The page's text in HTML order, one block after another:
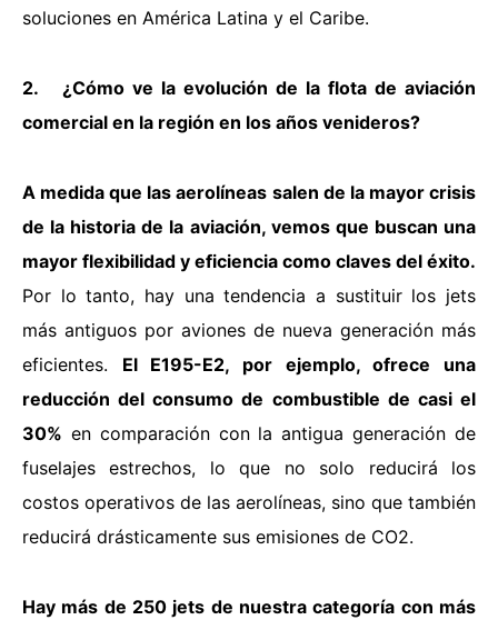
soluciones en América Latina y el Caribe.
2. ¿Cómo ve la evolución de la flota de aviación
comercial en la región en los años venideros?
A medida que las aerolíneas salen de la mayor crisis
de la historia de la aviación, vemos que buscan una
mayor flexibilidad y eficiencia como claves del éxito.
Por lo tanto, hay una tendencia a sustituir los jets
más antiguos por aviones de nueva generación más
eficientes. El E195-E2, por ejemplo, ofrece una
reducción del consumo de combustible de casi el
30% en comparación con la antigua generación de
fuselajes estrechos, lo que no solo reducirá los
costos operativos de las aerolíneas, sino que también
reducirá drásticamente sus emisiones de CO2.
Hay más de 250 jets de nuestra categoría con más